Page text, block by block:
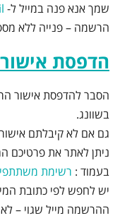
שמך אנא פנה במייל ל-
הרשמה – פנייה ללא
הדפסת
הסבר להדפסת אישור
בשוונג.
גם אם לא קיבלתם
ניתן לאתר את פרטיכם
בעמוד : רשימת
יש לחפש לפי כתובת
ההרשמה מייל שגוי –